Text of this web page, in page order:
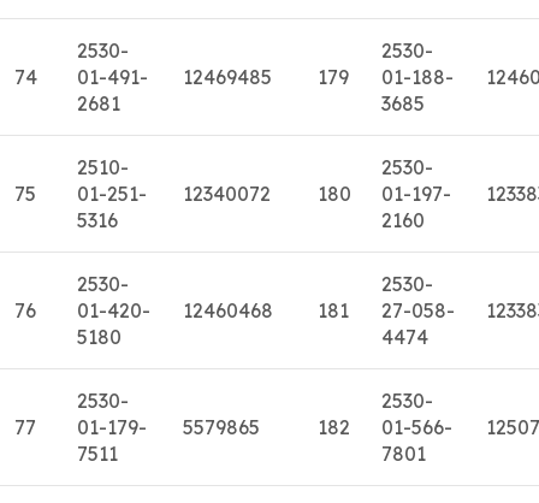
74
2530-
01-491-
2681
12469485 179
2530-
01-188-
3685
75
2510-
01-251-
5316
12340072 180
2530-
01-197-
2160
76
2530-
01-420-
5180
12460468 181
2530-
27-058-
4474
77
2530-
01-179-
7511
5579865 182
2530-
01-566-
7801